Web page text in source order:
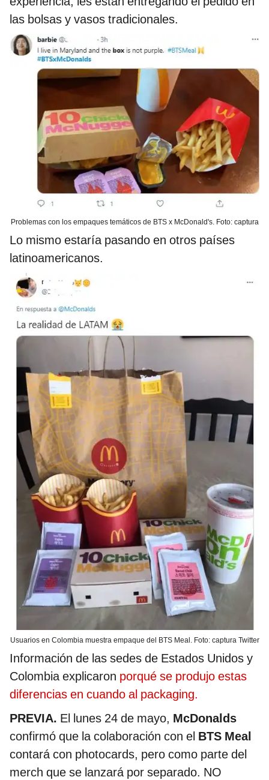
las bolsas y vasos tradicionales.
Problemas con los empaques temáticos de BTS x McDonald's. Foto: captura
Lo mismo estaría pasando en otros países
latinoamericanos.
Usuarios en Colombia muestra empaque del BTS Meal. Foto: captura Twitter
Información de las sedes de Estados Unidos y
Colombia explicaron porqué se produjo estas
diferencias en cuando al packaging.
PREVIA. El lunes 24 de mayo, McDonalds
confirmó que la colaboración con el BTS Meal
contará con photocards, pero como parte del
merch que se lanzará por separado. NO